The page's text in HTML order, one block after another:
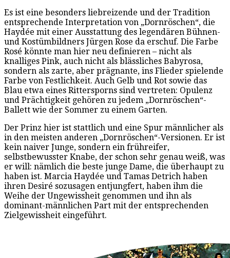
Es ist eine besonders liebreizende und der Tradition
entsprechende Interpretation von „Dornröschen“, die
Haydée mit einer Ausstattung des legendären Bühnen-
und Kostümbildners Jürgen Rose da erschuf. Die Farbe
Rosé könnte man hier neu definieren – nicht als
knalliges Pink, auch nicht als blässliches Babyrosa,
sondern als zarte, aber prägnante, ins Flieder spielende
Farbe von Festlichkeit. Auch Gelb und Rot sowie das
Blau etwa eines Rittersporns sind vertreten: Opulenz
und Prächtigkeit gehören zu jedem „Dornröschen“-
Ballett wie der Sommer zu einem Garten.
Der Prinz hier ist stattlich und eine Spur männlicher als
in den meisten anderen „Dornröschen“-Versionen. Er ist
kein naiver Junge, sondern ein frühreifer,
selbstbewusster Knabe, der schon sehr genau weiß, was
er will: nämlich die beste junge Dame, die überhaupt zu
haben ist. Marcia Haydée und Tamas Detrich haben
ihren Desiré sozusagen entjungfert, haben ihm die
Weihe der Ungewissheit genommen und ihn als
dominant-männlichen Part mit der entsprechenden
Zielgewissheit eingeführt.